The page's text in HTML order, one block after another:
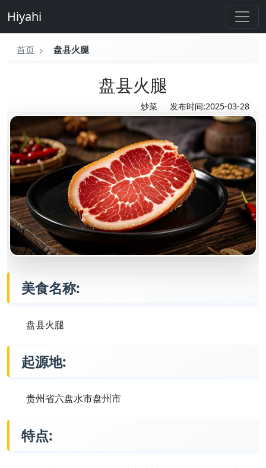
Hiyahi
首页 盘县火腿
盘县火腿
炒菜 发布时间:2025-03-28
美食名称:
盘县火腿
起源地:
贵州省六盘水市盘州市
特点: